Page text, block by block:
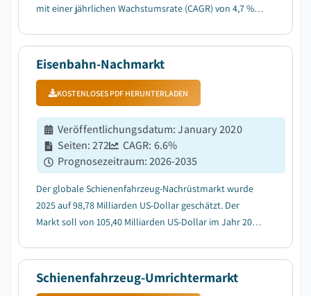
mit einer jährlichen Wachstumsrate (CAGR) von 4,7 %
Eisenbahn-Nachmarkt
KOSTENLOSES PDF HERUNTERLADEN
Veröffentlichungsdatum:January 2020
Seiten:272 CAGR: 6.6%
Prognosezeitraum:2026-2035
Der globale Schienenfahrzeug-Nachrüstmarkt wurde
2025 auf 98,78 Milliarden US-Dollar geschätzt. Der
Markt soll von 105,40 Milliarden US-Dollar im Jahr 2026
von 6,6 % wachsen....
Schienenfahrzeug-Umrichtermarkt